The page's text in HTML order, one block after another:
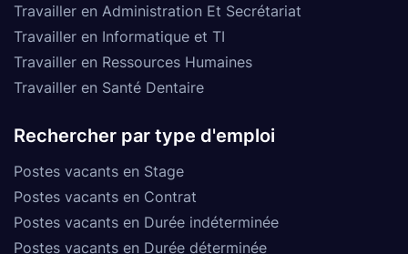
Travailler en Administration Et Secrétariat
Travailler en Informatique et TI
Travailler en Ressources Humaines
Travailler en Santé Dentaire
Rechercher par type d'emploi
Postes vacants en Stage
Postes vacants en Contrat
Postes vacants en Durée indéterminée
Postes vacants en Durée déterminée